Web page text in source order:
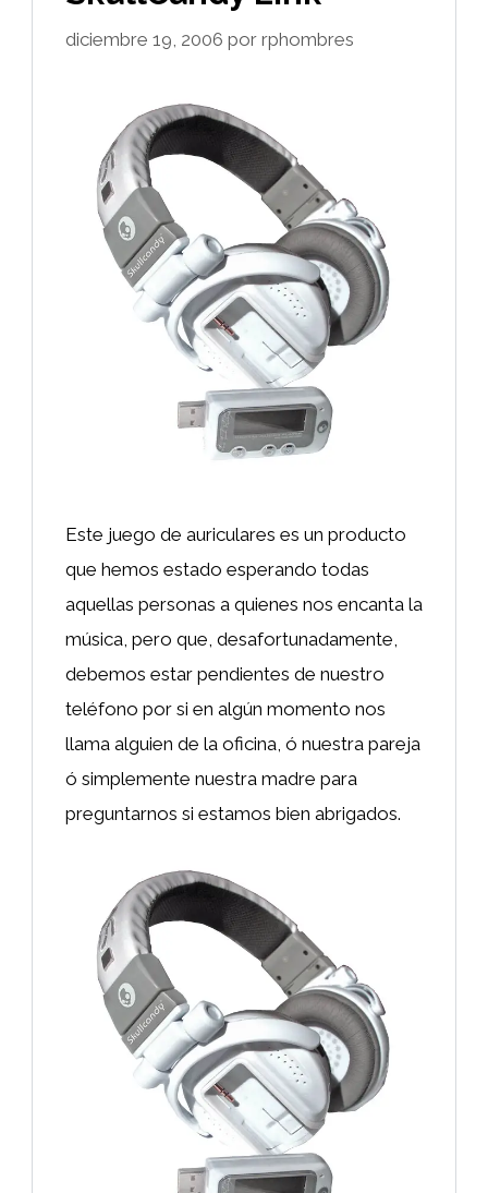
diciembre 19, 2006 por rphombres
Este juego de auriculares es un producto
que hemos estado esperando todas
aquellas personas a quienes nos encanta la
música, pero que, desafortunadamente,
debemos estar pendientes de nuestro
teléfono por si en algún momento nos
llama alguien de la oficina, ó nuestra pareja
ó simplemente nuestra madre para
preguntarnos si estamos bien abrigados.